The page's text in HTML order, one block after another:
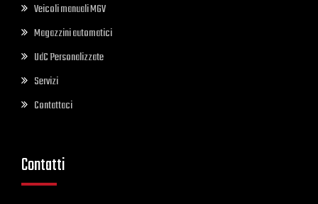
Veicoli manuali MGV
Magazzini automatici
UdC Personalizzate
Servizi
Contattaci
Contatti